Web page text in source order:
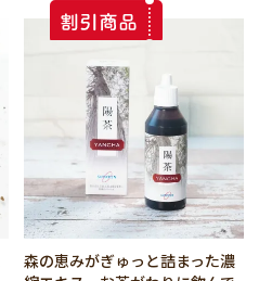
森の恵みがぎゅっと詰まった濃